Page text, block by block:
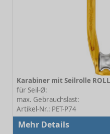
für Seil-Ø:
max. Gebrauchslast:
Artikel-Nr.: PET-P74
Mehr Details